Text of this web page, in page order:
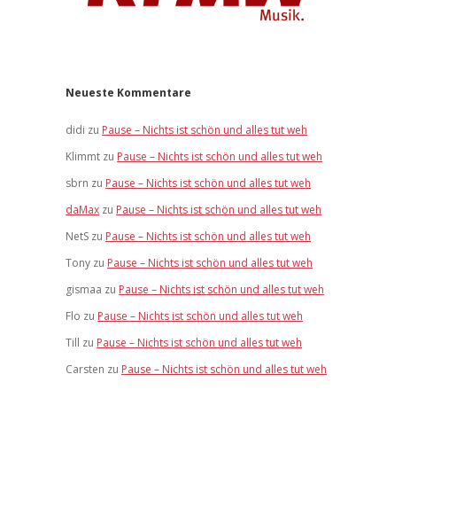
Neueste Kommentare
didi zu Pause – Nichts ist schön und alles tut weh
Klimmt zu Pause – Nichts ist schön und alles tut weh
sbrn zu Pause – Nichts ist schön und alles tut weh
daMax zu Pause – Nichts ist schön und alles tut weh
NetS zu Pause – Nichts ist schön und alles tut weh
Tony zu Pause – Nichts ist schön und alles tut weh
gismaa zu Pause – Nichts ist schön und alles tut weh
Flo zu Pause – Nichts ist schön und alles tut weh
Till zu Pause – Nichts ist schön und alles tut weh
Carsten zu Pause – Nichts ist schön und alles tut weh